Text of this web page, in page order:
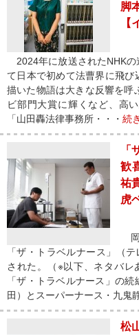
脚
【
2024年に放送されたNHKの
て日本で初めて法曹界に飛
描いた物語は大きな反響を呼
ビ部門大賞に輝くなど、高
「山田轟法律事務所・・・ 続
歓
祐
虎
岡
「ザ・トラベルナース」（
された。（※以下、ネタバ
「ザ・トラベルナース」の
田）とスーパーナース・九鬼
松